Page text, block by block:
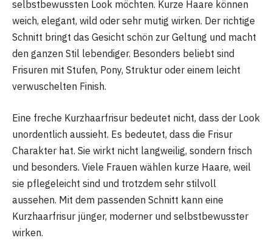
selbstbewussten Look möchten. Kurze Haare können
weich, elegant, wild oder sehr mutig wirken. Der richtige
Schnitt bringt das Gesicht schön zur Geltung und macht
den ganzen Stil lebendiger. Besonders beliebt sind
Frisuren mit Stufen, Pony, Struktur oder einem leicht
verwuschelten Finish.
Eine freche Kurzhaarfrisur bedeutet nicht, dass der Look
unordentlich aussieht. Es bedeutet, dass die Frisur
Charakter hat. Sie wirkt nicht langweilig, sondern frisch
und besonders. Viele Frauen wählen kurze Haare, weil
sie pflegeleicht sind und trotzdem sehr stilvoll
aussehen. Mit dem passenden Schnitt kann eine
Kurzhaarfrisur jünger, moderner und selbstbewusster
wirken.